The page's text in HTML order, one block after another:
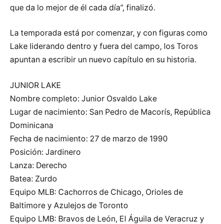
que da lo mejor de él cada día”, finalizó.
La temporada está por comenzar, y con figuras como
Lake liderando dentro y fuera del campo, los Toros
apuntan a escribir un nuevo capítulo en su historia.
JUNIOR LAKE
Nombre completo: Junior Osvaldo Lake
Lugar de nacimiento: San Pedro de Macorís, República
Dominicana
Fecha de nacimiento: 27 de marzo de 1990
Posición: Jardinero
Lanza: Derecho
Batea: Zurdo
Equipo MLB: Cachorros de Chicago, Orioles de
Baltimore y Azulejos de Toronto
Equipo LMB: Bravos de León, El Águila de Veracruz y